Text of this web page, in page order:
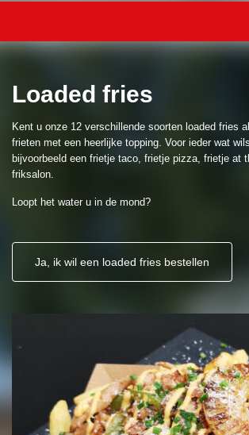
Loaded fries
Kent u onze 12 verschillende soorten loaded fries
frieten met een heerlijke topping. Voor ieder wat
bijvoorbeeld een frietje taco, frietje pizza, frietje at
friksalon.
Loopt het water u in de mond?
Ja, ik wil een loaded fries bestellen